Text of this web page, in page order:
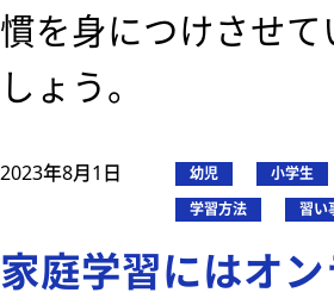
慣を身につけさせて
しょう。
2023年8月1日 幼児
小学生
学習方法
習い
家庭学習にはオ